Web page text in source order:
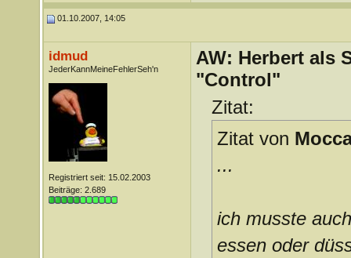
01.10.2007, 14:05
idmud
JederKannMeineFehlerSeh'n
Registriert seit: 15.02.2003
Beiträge: 2.689
AW: Herbert als
"Control"
Zitat:
Zitat von
...
ich musste
essen oder